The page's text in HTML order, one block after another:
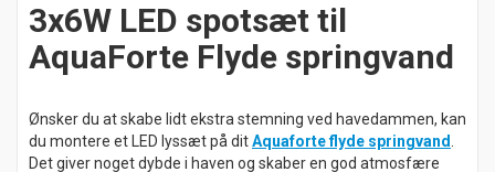
3x6W LED spotsæt til
AquaForte Flyde springvand
Ønsker du at skabe lidt ekstra stemning ved havedammen, kan
du montere et LED lyssæt på ditAquaforte flyde springvand
Det giver noget dybde i haven og skaber en god atmosfære